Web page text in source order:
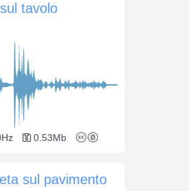
tavolo
0.53Mb
sul pavimento